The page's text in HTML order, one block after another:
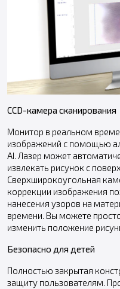
CCD-камера сканирования
Монитор в реальном
изображений c помощью
AI. Лазер может
извлекать рисунок с
Сверхширокоугольная
коррекции изображения
нанесения узоров на
времени. Вы можете
изменить положение
Безопасно для детей
Полностью закрытая
защиту пользователям.